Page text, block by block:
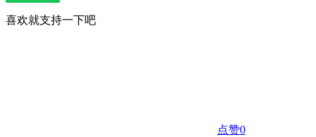
喜欢就支持一下吧
点赞0